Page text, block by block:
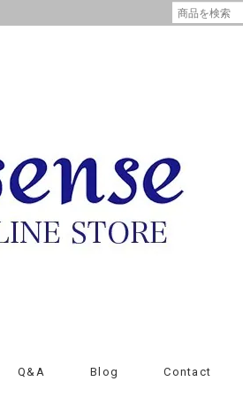
Q&A Blog Contact